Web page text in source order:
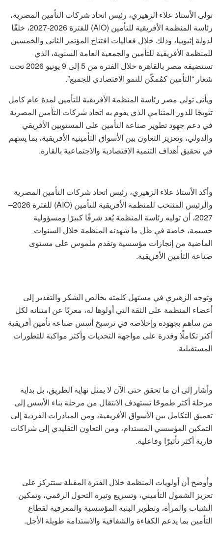
تولى الأستاذ علاء الزهيري، رئيس اتحاد شركات التأمين المصرية،
رئاسة المنظمة الأفريقية للتأمين (AIO) للفترة 2026-2027، خلفًا
لدولة إثيوبيا، وذلك خلال فعاليات افتتاح المؤتمر الثاني والخمسين
للمنظمة الأفريقية للتأمين والجمعية العامة السنوية، الذي
تستضيفه مصر بالقاهرة خلال الفترة من 5 إلى 9 يونيو 2026 تحت
شعار “التأمين كمُمكّن للنمو الاقتصادي للجميع”.
ويأتي تولي مصر رئاسة المنظمة الأفريقية للتأمين لمدة عام كامل
تتويجًا للدور المتنامي الذي يقوم به اتحاد شركات التأمين المصرية
في دعم جهود تطوير صناعة التأمين على المستويين الأفريقي
والدولي، وتعزيز التعاون بين الأسواق التأمينية الأفريقية، بما يسهم
في تحقيق أهداف التنمية الاقتصادية والاجتماعية بالقارة.
وأكد الأستاذ علاء الزهيري، رئيس اتحاد شركات التأمين المصرية
والرئيس المنتخب للمنظمة الأفريقية للتأمين (AIO) للفترة 2026–
2027، أن توليه رئاسة المنظمة يُعد شرفًا كبيرًا ومسؤولية
جسيمة، خاصة في ظل ما شهدته المنظمة خلال السنوات
الماضية من إنجازات مؤسسية وتقدم ملموس على مستوى
صناعة التأمين الأفريقية.
وتوجه الزهيري في مستهل كلمته بخالص الشكر والتقدير إلى
أعضاء المنظمة على الثقة التي أولوها له، معربًا عن امتنانه لكل
من ساهم بجهوده وإخلاصه في ترسيخ أسس صناعة تأمين أفريقية
أكثر تكاملًا وقدرة على مواجهة التحديات وأكثر مواكبة للتطورات
المستقبلية.
وأشار إلى أن ما تحقق حتى الآن لا يمثل نهاية الطريق، بل بداية
مرحلة أكثر طموحًا تستهدف الانتقال من مرحلة بناء الأسس إلى
تعميق التكامل بين الأسواق الأفريقية، ومن المبادرات الفردية إلى
التمكين المؤسسي المستدام، ومن التعاون التقليدي إلى شراكات
قارية أكثر تأثيرًا وفاعلية.
وأوضح أن أولويات المنظمة خلال الفترة المقبلة ستتركز على
تعزيز الشمول التأميني، وتسريع وتيرة التحول الرقمي، وتمكين
الشباب والمرأة، وتطوير البنية المؤسسية والمعرفية لقطاع
التأمين بما يدعم الكفاءة والشفافية والاستدامة طويلة الأجل.